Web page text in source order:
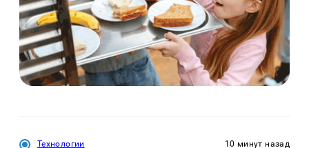
Технологии 10 минут назад